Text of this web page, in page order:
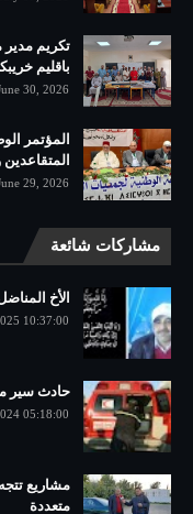
تكريم
باقليم
30, 2026
المؤتمر
29, 2026
مشاركات شائعة
الأخ
4/07/2025
حادث سير
12/04/2024
مشاريع
متعددة